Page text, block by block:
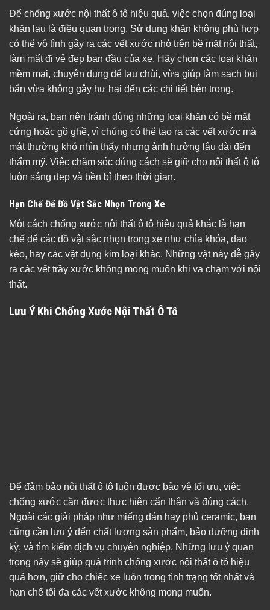
Để chống xước nội thất ô tô hiệu quả, việc chọn đúng loại
khăn lau là điều quan trọng. Sử dụng khăn không phù hợp
có thể vô tình gây ra các vết xước nhỏ trên bề mặt nội thất,
làm mất đi vẻ đẹp ban đầu của xe. Hãy chọn các loại khăn
mềm mại, chuyên dụng để lau chùi, vừa giúp làm sạch bụi
bẩn vừa không gây hư hại đến các chi tiết bên trong.
Ngoài ra, bạn nên tránh dùng những loại khăn có bề mặt
cứng hoặc gồ ghề, vì chúng có thể tạo ra các vết xước mà
mắt thường khó nhìn thấy nhưng ảnh hưởng lâu dài đến
thẩm mỹ. Việc chăm sóc đúng cách sẽ giữ cho nội thất ô tô
luôn sáng đẹp và bền bỉ theo thời gian.
Hạn Chế Để Đồ Vật Sắc Nhọn Trong Xe
Một cách chống xước nội thất ô tô hiệu quả khác là hạn
chế để các đồ vật sắc nhọn trong xe như chìa khóa, dao
kéo, hay các vật dụng kim loại khác. Những vật này dễ gây
ra các vết trầy xước không mong muốn khi va chạm với nội
thất.
Lưu Ý Khi Chống Xước Nội Thất Ô Tô
Để đảm bảo nội thất ô tô luôn được bảo vệ tối ưu, việc
chống xước cần được thực hiện cẩn thận và đúng cách.
Ngoài các giải pháp như miếng dán hay phủ ceramic, bạn
cũng cần lưu ý đến chất lượng sản phẩm, bảo dưỡng định
kỳ, và tìm kiếm dịch vụ chuyên nghiệp. Những lưu ý quan
trọng này sẽ giúp quá trình chống xước nội thất ô tô hiệu
quả hơn, giữ cho chiếc xe luôn trong tình trạng tốt nhất và
hạn chế tối đa các vết xước không mong muốn.